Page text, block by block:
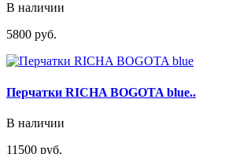
В наличии
5800 руб.
Перчатки RICHA BOGOTA blue..
В наличии
11500 руб.